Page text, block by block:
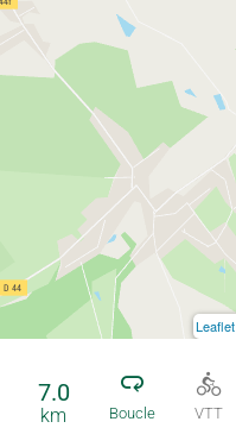
7.0
km Boucle VTT
Leaflet